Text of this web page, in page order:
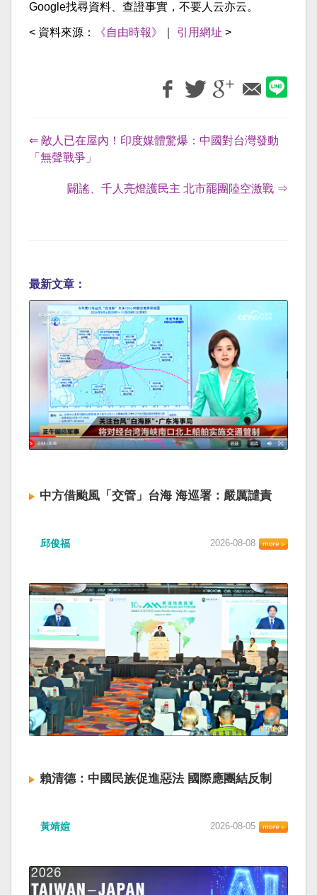
Google找尋資料、查證事實，不要人云亦云。
< 資料來源： 《自由時報》 引用網址 >
⇐ 敵人已在屋內！印度媒體驚爆：中國對台灣發動
「無聲戰爭」
闢謠、千人亮燈護民主 北市罷團陸空激戰 ⇒
最新文章：
中方借颱風「交管」台海 海巡署：嚴厲譴責
邱俊福 2026-08-08
賴清德：中國民族促進惡法 國際應團結反制
黃靖媗 2026-08-05